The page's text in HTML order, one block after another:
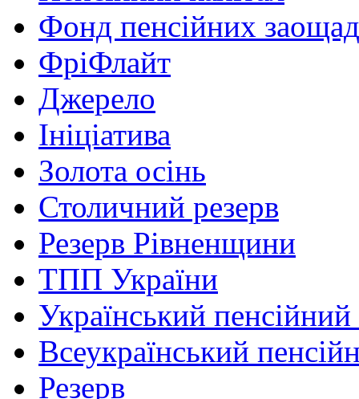
Фонд пенсійних
ФріФлайт
Джерело
Ініціатива
Золота осінь
Столичний резерв
Резерв Рівненщини
ТПП України
Український
Всеукраїнський
Резерв